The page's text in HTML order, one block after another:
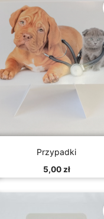
Szybki podgląd
Przypadki
5,00 zł